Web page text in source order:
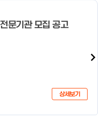
문기관 모집 공고
상세보기